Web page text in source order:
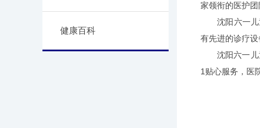
健康百科
家领衔的医护团
沈阳六一儿童
有先进的诊疗设
沈阳六一儿童
1贴心服务，医